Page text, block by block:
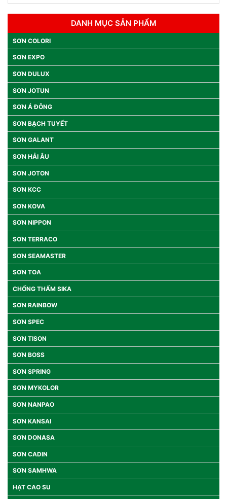
DANH MỤC SẢN PHẨM
SƠN COLORI
SƠN EXPO
SƠN DULUX
SƠN JOTUN
SƠN Á ĐÔNG
SƠN BẠCH TUYẾT
SƠN GALANT
SƠN HẢI ÂU
SƠN JOTON
SƠN KCC
SƠN KOVA
SƠN NIPPON
SƠN TERRACO
SƠN SEAMASTER
SƠN TOA
CHỐNG THẤM SIKA
SƠN RAINBOW
SƠN SPEC
SƠN TISON
SƠN BOSS
SƠN SPRING
SƠN MYKOLOR
SƠN NANPAO
SƠN KANSAI
SƠN DONASA
SƠN CADIN
SƠN SAMHWA
HẠT CAO SU